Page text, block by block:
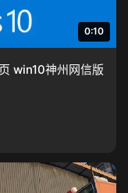
0:10
win10神州网信版